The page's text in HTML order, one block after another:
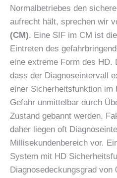
Normalbetriebes den
aufrecht hält, sprechen wir
(CM). Eine SIF im CM ist
Eintreten des
eine extreme Form des HD.
dass der Diagnoseintervall
einer Sicherheitsfunktion im
Gefahr unmittelbar durch
Zustand gebannt werden.
daher liegen oft
Millisekundenbereich vor.
System mit HD
Diagnosedeckungsgrad von